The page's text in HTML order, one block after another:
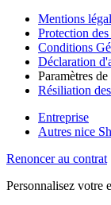
Mentions
Protection
Conditions
Déclaration
Paramètres
Résiliation
Entreprise
Autres nice
Renoncer au contrat
Personnalisez votre